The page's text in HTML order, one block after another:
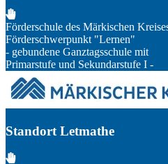
Förderschule des Märkischen
Förderschwerpunkt "Lernen"
- gebundene Ganztagsschule mit
Primarstufe und Sekundarstufe I -
Standort Letmathe